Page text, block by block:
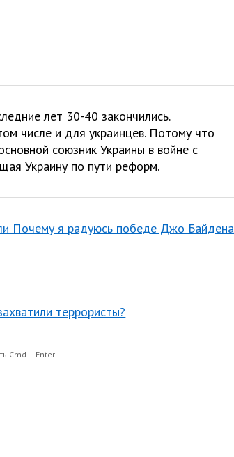
лет 30-40 закончились.
числе и для украинцев. Потому что
союзник Украины в войне с
Украину по пути реформ.
Почему я радуюсь победе Джо Байдена
террористы?
Cmd + Enter.